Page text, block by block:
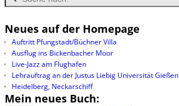
Neues auf der Homepage
Auftritt Pfungstadt/Büchner Villa
Ausflug ins Bickenbacher Moor
Live-Jazz am Flughafen
Lehrauftrag an der Justus Liebig Universität Gießen
Heidelberg, Neckarschiff
Mein neues Buch: